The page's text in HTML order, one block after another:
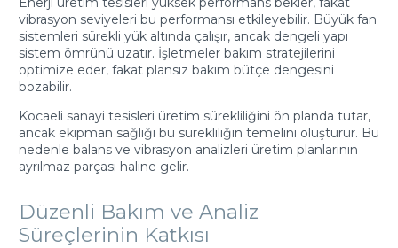
vibrasyon seviyeleri bu performansı etkileyebilir. Büyük fan
sistemleri sürekli yük altında çalışır, ancak dengeli yapı
sistem ömrünü uzatır. İşletmeler bakım stratejilerini
optimize eder, fakat plansız bakım bütçe dengesini
bozabilir.
Kocaeli sanayi tesisleri üretim sürekliliğini ön planda tutar,
ancak ekipman sağlığı bu sürekliliğin temelini oluşturur. Bu
nedenle balans ve vibrasyon analizleri üretim planlarının
ayrılmaz parçası haline gelir.
Düzenli Bakım ve Analiz
Süreçlerinin Katkısı